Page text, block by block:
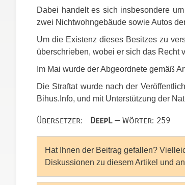
Dabei handelt es sich insbesondere
zwei Nichtwohngebäude sowie Autos
Um die Existenz dieses Besitzes zu
überschrieben, wobei er sich das Recht
Im Mai wurde der Abgeordnete gemäß
Die Straftat wurde nach der
Bihus.Info, und mit Unterstützung der
Übersetzer: DeepL— Wörter: 259
Hat Ihnen der Beitrag gefallen?
Diskussionen zu diesem Artikel und